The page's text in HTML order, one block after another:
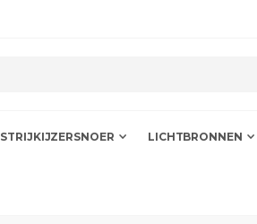
STRIJKIJZERSNOER LICHTBRONNEN